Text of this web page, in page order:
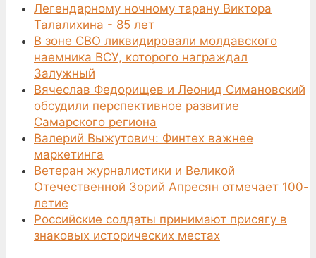
Легендарному ночному тарану Виктора
Талалихина - 85 лет
В зоне СВО ликвидировали молдавского
наемника ВСУ, которого награждал
Залужный
Вячеслав Федорищев и Леонид Симановский
обсудили перспективное развитие
Самарского региона
Валерий Выжутович: Финтех важнее
маркетинга
Ветеран журналистики и Великой
Отечественной Зорий Апресян отмечает 100-
летие
Российские солдаты принимают присягу в
знаковых исторических местах